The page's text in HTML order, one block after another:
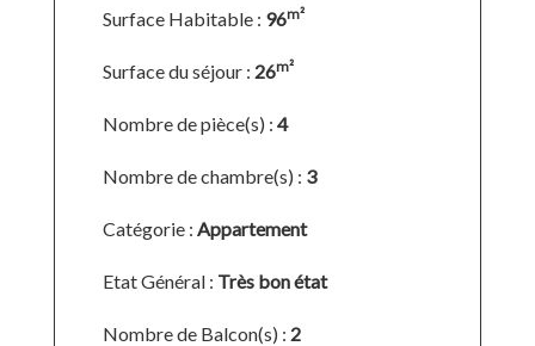
Surface Habitable : 96m²
Surface du séjour : 26m²
Nombre de pièce(s) : 4
Nombre de chambre(s) : 3
Catégorie : Appartement
Etat Général : Très bon état
Nombre de Balcon(s) : 2